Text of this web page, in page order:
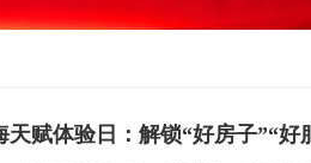
天赋体验日：解锁“好房子”“好